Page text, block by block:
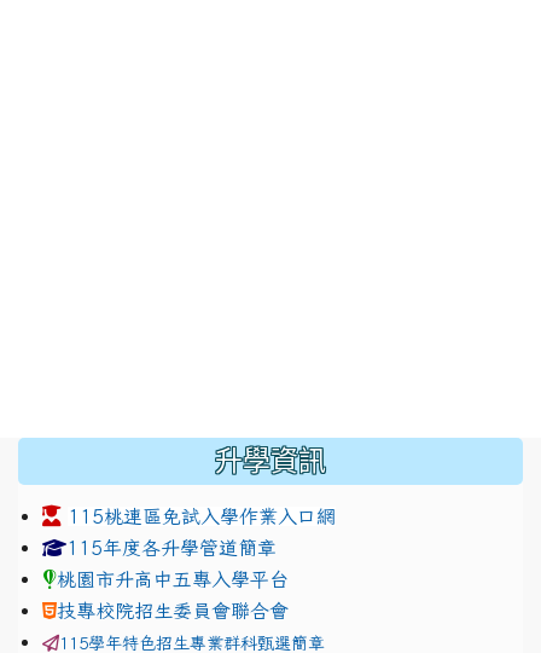
升學資訊
115桃連區免試入學作業入口網
link to https://www.jhjhs.tyc.edu.tw/modules/
115年度各升學管道簡章
桃園市升高中五專入學平台
技專校院招生委員會聯合會
115學年特色招生專業群科甄選簡章